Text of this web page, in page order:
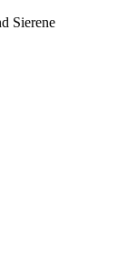
Sierene